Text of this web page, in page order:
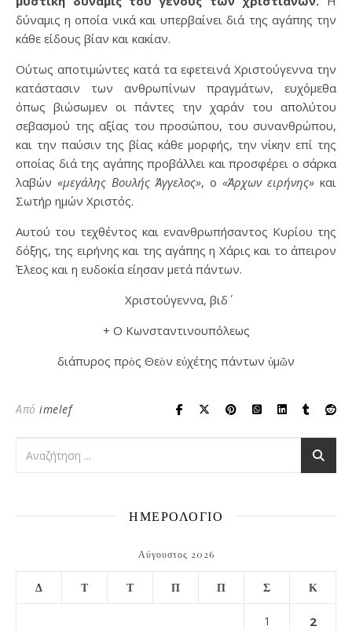
δύναμις η οποία νικά και υπερβαίνει διά της αγάπης την
κάθε είδους βίαν και κακίαν.
Ούτως αποτιμώντες κατά τα εφετεινά Χριστούγεννα την
κατάστασιν των ανθρωπίνων πραγμάτων, ευχόμεθα
όπως βιώσωμεν οι πάντες την χαράν του απολύτου
σεβασμού της αξίας του προσώπου, του συνανθρώπου,
και την παύσιν της βίας κάθε μορφής, την νίκην επί της
οποίας διά της αγάπης προβάλλει και προσφέρει ο σάρκα
λαβών «μεγάλης Βουλής Άγγελος», ο «Άρχων ειρήνης» και
Σωτήρ ημών Χριστός.
Αυτού του τεχθέντος και ενανθρωπήσαντος Κυρίου της
δόξης, της ειρήνης και της αγάπης η Χάρις και το άπειρον
Έλεος και η ευδοκία είησαν μετά πάντων.
Χριστούγεννα, βιδ΄
+ Ο Κωνσταντινουπόλεως
διάπυρος πρὸς Θεὸν εὐχέτης πάντων ὑμῶν
Από imelef
ΗΜΕΡΟΛΟΓΙΟ
Αύγουστος 2026
Δ Τ Τ Π Π Σ Κ
1 2